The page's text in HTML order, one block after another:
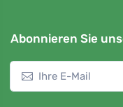
Abonnieren Sie